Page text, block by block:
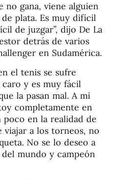
no gana, viene alguien
plata. Es muy difícil
de juzgar”, dijo De La
detrás de varios
en Sudamérica.
el tenis se sufre
y es muy fácil
la pasan mal. A mí
completamente en
en la realidad de
a los torneos, no
No se lo deseo a
del mundo y campeón